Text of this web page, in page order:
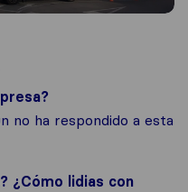
no ha respondido a esta
¿Cómo lidias con